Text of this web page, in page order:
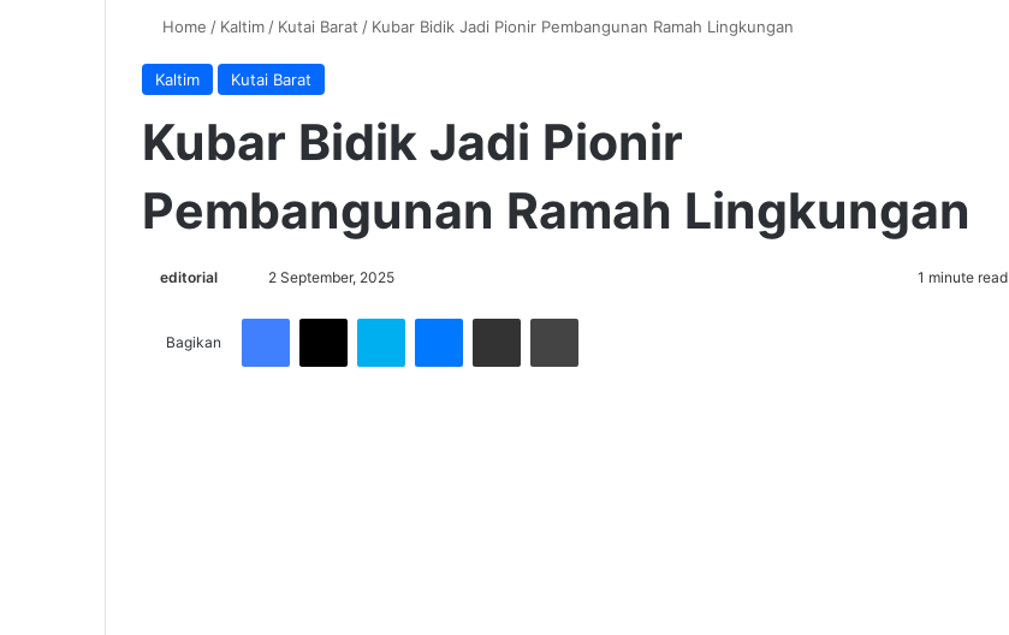
Home / Kaltim / Kutai Barat / Kubar Bidik Jadi Pionir Pembangunan Ramah Lingkungan
Kaltim Kutai Barat
Kubar Bidik Jadi Pionir
Pembangunan Ramah Lingkungan
editorial 2 September, 2025 1 minute read
Bagikan
Facebook
X Skype Messenger
Share via Email Cetak